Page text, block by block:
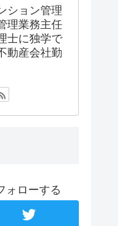
ション管理
理業務主任
士に独学で
動産会社勤
ォローする